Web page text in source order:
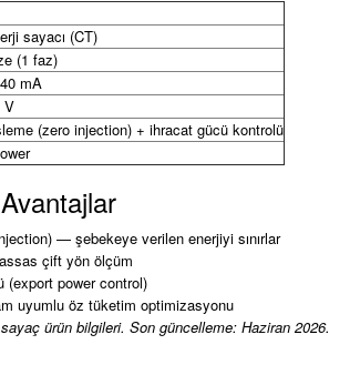
sayacı (CT)
(1 faz)
mA
V
(zero injection) + ihracat gücü kontrolü
— şebekeye verilen enerjiyi sınırlar
çift yön ölçüm
(export power control)
uyumlu öz tüketim optimizasyonu
ürün bilgileri. Son güncelleme: Haziran 2026.